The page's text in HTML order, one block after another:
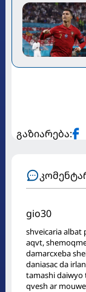
გაზიარება:
gio30
shveicaria albat
aqvt,
damarcxeba
daniasac da
tamashi daiwyo
qvesh ar